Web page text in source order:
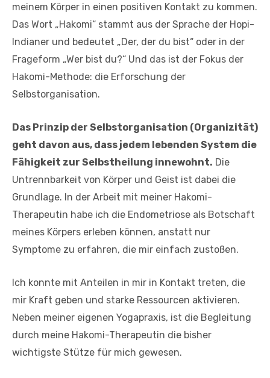
meinem Körper in einen positiven Kontakt zu kommen.
Das Wort „Hakomi“ stammt aus der Sprache der Hopi-
Indianer und bedeutet „Der, der du bist“ oder in der
Frageform „Wer bist du?“ Und das ist der Fokus der
Hakomi-Methode: die Erforschung der
Selbstorganisation.
Das Prinzip der Selbstorganisation (Organizität)
geht davon aus, dass jedem lebenden System die
Fähigkeit zur Selbstheilung innewohnt. Die
Untrennbarkeit von Körper und Geist ist dabei die
Grundlage. In der Arbeit mit meiner Hakomi-
Therapeutin habe ich die Endometriose als Botschaft
meines Körpers erleben können, anstatt nur
Symptome zu erfahren, die mir einfach zustoßen.
Ich konnte mit Anteilen in mir in Kontakt treten, die
mir Kraft geben und starke Ressourcen aktivieren.
Neben meiner eigenen Yogapraxis, ist die Begleitung
durch meine Hakomi-Therapeutin die bisher
wichtigste Stütze für mich gewesen.